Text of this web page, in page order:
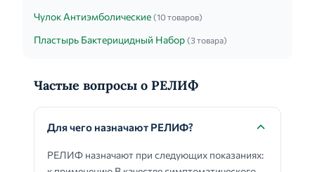
Чулок Антиэмболические (10 товаров)
Пластырь Бактерицидный Набор (3 товара)
Частые вопросы о РЕЛИФ
Для чего назначают РЕЛИФ?
РЕЛИФ назначают при следующих показаниях: